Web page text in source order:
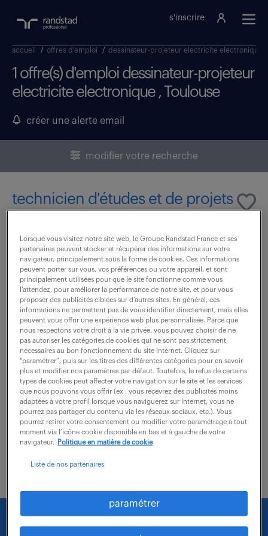
s'inscrire
accueil / offres d'emploi / dessinateur-projeteur electricite electronique
1 offre(s) d'emploi dessinateur-projeteur
electricite electronique , Toulouse
créer une alerte email
modifier votre recherche
technicien d'études et de projets
23 février 2026
Toulouse (31) intérim
180 jour(s)
35 000 - 40 000 € / an
En tant que pilier du Bureau d'Études, vous
contribuerez directement à la mise en œuvre et à
l'avancement de projets de réseau (études, achats,
contrôles). Vos responsabilités clés...
voir l'offre
Nous faisons le maximum pour trouver un emploi
Lorsque vous visitez notre site web, le Groupe Randstad France et ses
partenaires peuvent stocker et récupérer des informations sur votre
navigateur, principalement sous la forme de cookies. Ces informations
peuvent porter sur vous, vos préférences ou votre appareil, et sont
principalement utilisées pour que le site fonctionne comme vous
l’attendez, pour améliorer la performance de notre site, et pour vous
proposer des publicités ciblées sur d’autres sites. En général, ces
informations ne permettent pas de vous identifier directement, mais elles
peuvent vous offrir une expérience web plus personnalisée. Parce que
nous respectons votre droit à la vie privée, vous pouvez choisir de ne
pas autoriser les catégories de cookies qui ne sont pas strictement
nécessaires au bon fonctionnement du site Internet. Cliquez sur
“paramétrer”, puis sur les titres des différentes catégories pour en savoir
plus et modifier nos paramètres par défaut. Toutefois, le refus de certains
types de cookies peut affecter votre navigation sur le site et les services
que nous pouvons vous offrir (ex : vous recevrez des publicités moins
adaptées à votre profil lorsque vous naviguerez sur Internet, vous ne
pourrez pas partager du contenu via les réseaux sociaux, etc.). Vous
pourrez retirer votre consentement ou modifier votre paramétrage à tout
moment via l’icône cookie disponible en bas et à gauche de votre
navigateur.
Politique en matière de cookie
Liste de nos partenaires
paramétrer